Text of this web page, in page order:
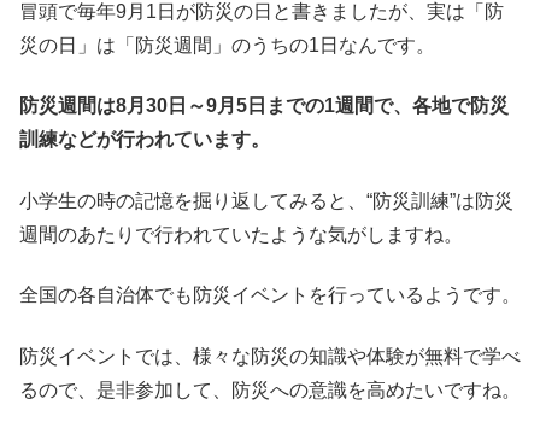
冒頭で毎年9月1日が防災の日と書きましたが、実は「防
災の日」は「防災週間」のうちの1日なんです。
防災週間は8月30日～9月5日までの1週間で、各地で防災
訓練などが行われています。
小学生の時の記憶を掘り返してみると、“防災訓練”は防災
週間のあたりで行われていたような気がしますね。
全国の各自治体でも防災イベントを行っているようです。
防災イベントでは、様々な防災の知識や体験が無料で学べ
るので、是非参加して、防災への意識を高めたいですね。